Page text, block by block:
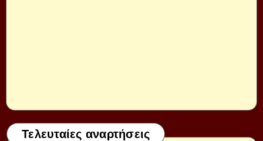
Τελευταίες αναρτήσεις